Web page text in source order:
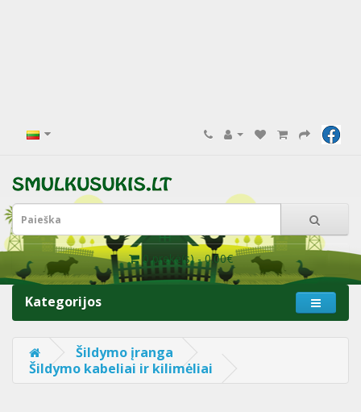
0 prekė(s) - 0.00€
Kategorijos
Šildymo įranga
Šildymo kabeliai ir kilimėliai